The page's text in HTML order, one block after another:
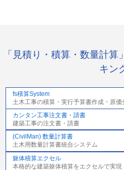
「見積り・積算・数量計
キン
fs積算System
土木工事の積算・実行予算書作成・原価
カンタン工事注文書・請書
建築工事の注文書・請書
(CivilMan) 数量計算書
土木用数量計算書統合システム
躯体積算エクセル
本格的な建築躯体積算をエクセルで実